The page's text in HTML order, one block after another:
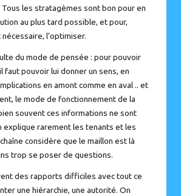
les stratagèmes sont bon pour en
au plus tard possible, et pour,
l’optimiser.
du mode de pensée : pour pouvoir
faut pouvoir lui donner un sens, en
en amont comme en aval .. et
le mode de fonctionnement de la
souvent ces informations ne sont
explique rarement les tenants et les
considère que le maillon est là
trop se poser de questions.
des rapports difficiles avec tout ce
une hiérarchie, une autorité. On